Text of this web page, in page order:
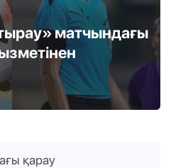
матчындағы
қарау